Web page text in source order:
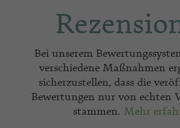
Bei unserem
verschiedene Maßnahmen
sicherzustellen, dass die
Bewertungen nur von echten
stammen. Mehr